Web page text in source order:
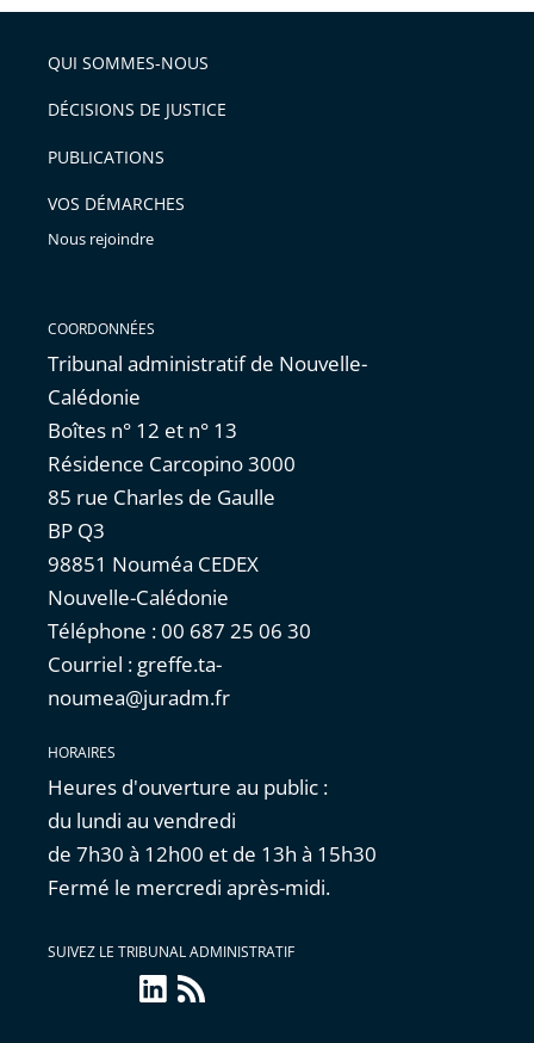
arriver
après
l'article
pour
avant
QUI SOMMES-NOUS
DÉCISIONS DE JUSTICE
PUBLICATIONS
VOS DÉMARCHES
Nous rejoindre
COORDONNÉES
Tribunal administratif de Nouvelle-
Calédonie
Boîtes n° 12 et n° 13
Résidence Carcopino 3000
85 rue Charles de Gaulle
BP Q3
98851 Nouméa CEDEX
Nouvelle-Calédonie
Téléphone : 00 687 25 06 30
Courriel : greffe.ta-
noumea@juradm.fr
HORAIRES
Heures d'ouverture au public :
du lundi au vendredi
de 7h30 à 12h00 et de 13h à 15h30
Fermé le mercredi après-midi.
SUIVEZ LE TRIBUNAL ADMINISTRATIF
linkedin
Flux
RSS